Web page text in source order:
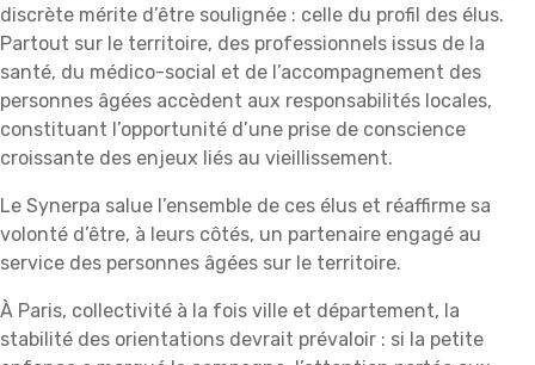
discrète mérite d’être soulignée : celle du profil des élus.
Partout sur le territoire, des professionnels issus de la
santé, du médico-social et de l’accompagnement des
personnes âgées accèdent aux responsabilités locales,
constituant l’opportunité d’une prise de conscience
croissante des enjeux liés au vieillissement.
Le Synerpa salue l’ensemble de ces élus et réaffirme sa
volonté d’être, à leurs côtés, un partenaire engagé au
service des personnes âgées sur le territoire.
À Paris, collectivité à la fois ville et département, la
stabilité des orientations devrait prévaloir : si la petite